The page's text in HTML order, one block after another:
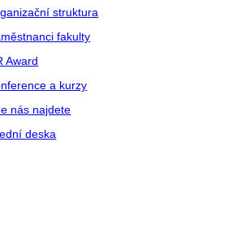
struktura
fakulty
Award
a kurzy
nás najdete
deska